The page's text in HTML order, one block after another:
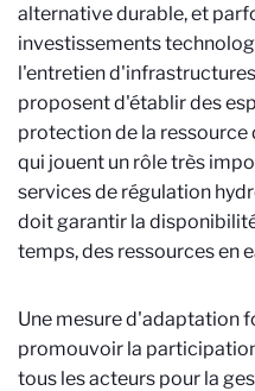
alternative durable, et
investissements
l'entretien
proposent d'établir des
protection de la
qui jouent un rôle très
services de régulation
doit garantir la
temps, des ressources en
Une mesure d'adaptation
promouvoir la
tous les acteurs pour la